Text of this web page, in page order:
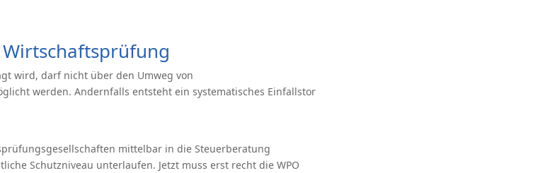
wird, darf nicht über den Umweg von
werden. Andernfalls entsteht ein systematisches Einfallstor
mittelbar in die Steuerberatung
Schutzniveau unterlaufen. Jetzt muss erst recht die WPO